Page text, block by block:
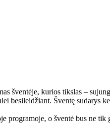
šventėje, kurios tikslas –
besileidžiant. Šventę sudarys
o šventė bus ne